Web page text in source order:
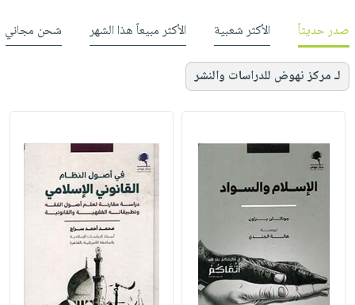
صدر حديثاً الأكثر شعبية الأكثر مبيعاً هذا الشهر شحن مجاني
لـ مركز نهوض للدراسات والنشر